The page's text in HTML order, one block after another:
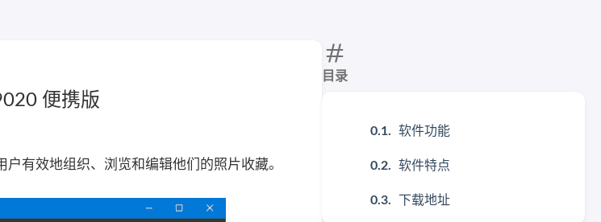
目录
软件功能
软件特点
下载地址
便携版
有效地组织、浏览和编辑他们的照片收藏。